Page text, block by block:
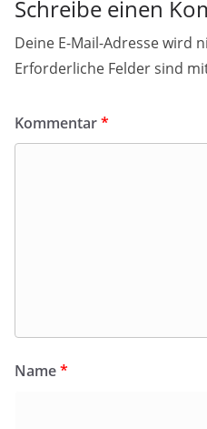
Schreibe einen
Deine E-Mail-Adresse wird
Erforderliche Felder sind
Kommentar*
Name*